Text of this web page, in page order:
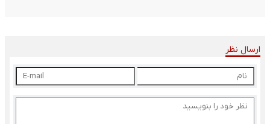
ارسال نظر